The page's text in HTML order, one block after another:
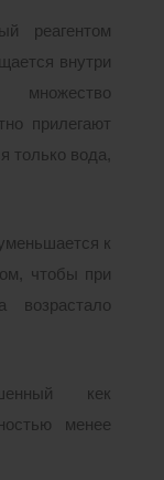
реагентом
внутри
множество
прилегают
только вода,
к
чтобы при
возрастало
кек
менее